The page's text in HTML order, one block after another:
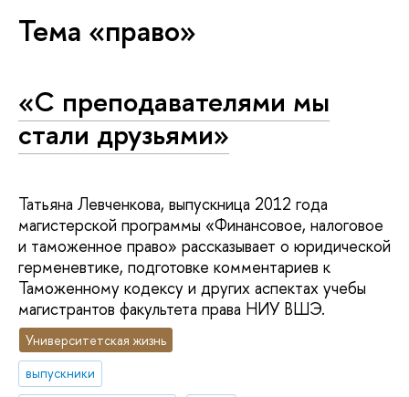
Тема «право»
«С преподавателями мы
стали друзьями»
Татьяна Левченкова, выпускница 2012 года
магистерской программы «Финансовое, налоговое
и таможенное право» рассказывает о юридической
герменевтике, подготовке комментариев к
Таможенному кодексу и других аспектах учебы
магистрантов факультета права НИУ ВШЭ.
Университетская жизнь
выпускники